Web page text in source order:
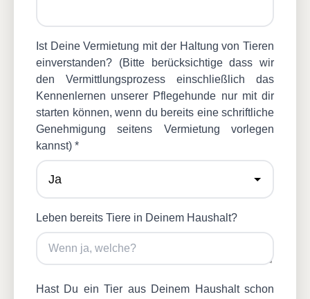
Ist Deine Vermietung mit der Haltung von Tieren
einverstanden? (Bitte berücksichtige dass wir
den Vermittlungsprozess einschließlich das
Kennenlernen unserer Pflegehunde nur mit dir
starten können, wenn du bereits eine schriftliche
Genehmigung seitens Vermietung vorlegen
kannst) *
Leben bereits Tiere in Deinem Haushalt?
Hast Du ein Tier aus Deinem Haushalt schon